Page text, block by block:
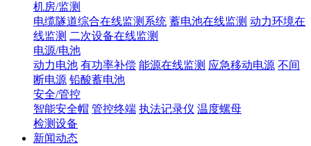
机房/监测
电缆隧道综合在线监测系统 蓄电池在线监测 动力环境在
线监测 二次设备在线监测
电源/电池
动力电池 有功率补偿 能源在线监测 应急移动电源 不间
断电源 铅酸蓄电池
安全/管控
智能安全帽 管控终端 执法记录仪 温度螺母
检测设备
新闻动态